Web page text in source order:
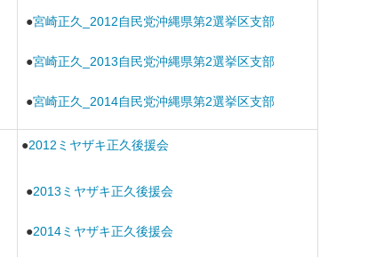
●宮崎正久_2012自民党沖縄県第2選挙区支部
●宮崎正久_2013自民党沖縄県第2選挙区支部
●宮崎正久_2014自民党沖縄県第2選挙区支部
●2012ミヤザキ正久後援会
●2013ミヤザキ正久後援会
●2014ミヤザキ正久後援会